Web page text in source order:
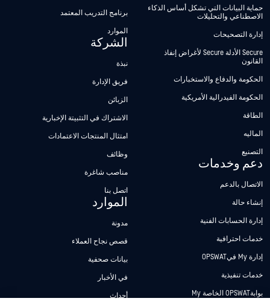
حماية البيانات التي تشكل أساس الذكاء
الاصطناعي والتحليلات
إدارة التصحيحات
Secure الأدلة Secure لأغراض إنفاذ
القانون
الحكومة والدفاع والاستخبارات
الحكومة الفيدرالية الأمريكية
الطاقة
الماليه
التصنيع
دعم وخدمات
الاتصال بالدعم
إنشاء حالة
إدارة الحسابات الفنية
خدمات احترافية
إدارة My فيOPSWAT
خدمات تنفيذية
بوابةOPSWAT الخاصة My
برنامج التدريب المعتمد
الموارد
الشركة
نبذة
فريق الإدارة
الزبائن
الاشتراك في التثبيتة الإخبارية
امتثال المنتجات الاعتمادات
وظائف
مناصب شاغرة
اتصل بنا
الموارد
مدونة
قصص نجاح العملاء
بيانات صحفية
في الأخبار
أحداث